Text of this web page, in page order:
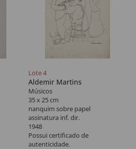
Lote 4
Aldemir Martins
Músicos
35 x 25 cm
nanquim sobre papel
assinatura inf. dir.
1948
Possui certificado de
autenticidade.